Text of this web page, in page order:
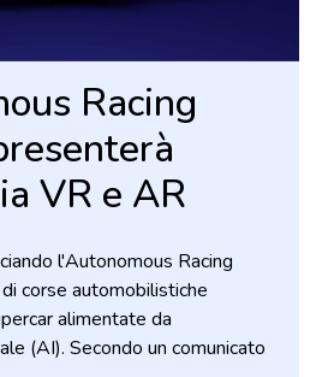
Racing
VR e AR
l'Autonomous Racing
corse automobilistiche
alimentate da
(AI). Secondo un comunicato